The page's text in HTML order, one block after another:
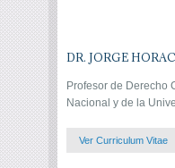
DR. JORGE
Profesor de Derecho
Nacional y de la
Ver Curriculum Vitae